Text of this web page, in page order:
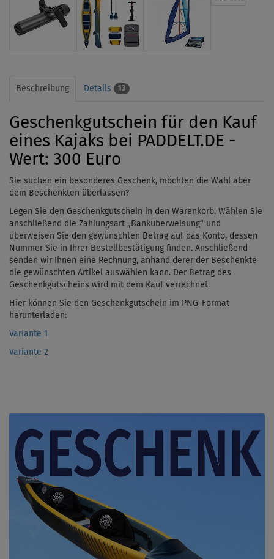
Beschreibung Details 13
Geschenkgutschein für den Kauf
eines Kajaks bei PADDELT.DE -
Wert: 300 Euro
Sie suchen ein besonderes Geschenk, möchten die Wahl aber
dem Beschenkten überlassen?
Legen Sie den Geschenkgutschein in den Warenkorb. Wählen Sie
anschließend die Zahlungsart „Banküberweisung“ und
überweisen Sie den gewünschten Betrag auf das Konto, dessen
Nummer Sie in Ihrer Bestellbestätigung finden. Anschließend
senden wir Ihnen eine Rechnung, anhand derer der Beschenkte
die gewünschten Artikel auswählen kann. Der Betrag des
Geschenkgutscheins wird mit dem Kauf verrechnet.
Hier können Sie den Geschenkgutschein im PNG-Format
herunterladen:
Variante 1
Variante 2